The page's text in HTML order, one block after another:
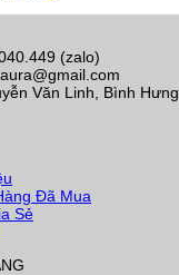
(zalo)
Văn Linh, Bình
Đã Mua
Sẻ